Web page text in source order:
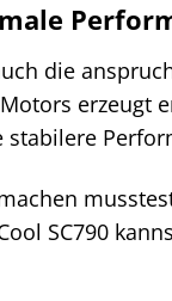
die
erzeugt
SC790